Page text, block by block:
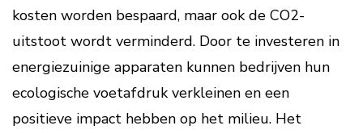
kosten worden bespaard, maar ook de CO2-
uitstoot wordt verminderd. Door te investeren in
energiezuinige apparaten kunnen bedrijven hun
ecologische voetafdruk verkleinen en een
positieve impact hebben op het milieu. Het